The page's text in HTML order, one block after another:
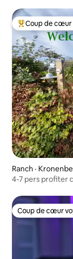
Coup de cœur
Coup de cœur
Ranch ·
4-7 pers profiter
Coup de cœur
Coup de cœur